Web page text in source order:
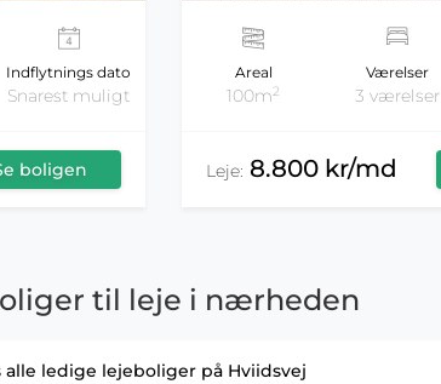
Indflytnings dato
Snarest muligt
boligen
Areal
100m2
Værelser
3 værelser
Leje: 8.800 kr/md
til leje i nærheden
alle ledige lejeboliger på Hviidsvej